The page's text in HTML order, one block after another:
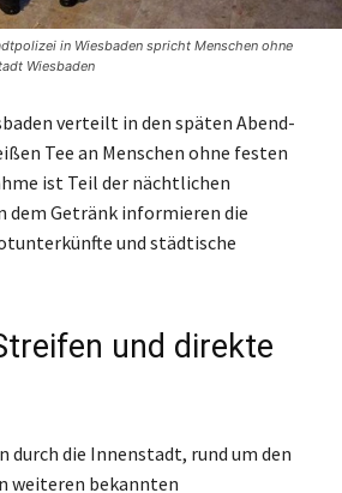
in Wiesbaden spricht Menschen ohne
Wiesbaden
verteilt in den späten Abend-
Tee an Menschen ohne festen
ist Teil der nächtlichen
dem Getränk informieren die
und städtische
und direkte
durch die Innenstadt, rund um den
weiteren bekannten